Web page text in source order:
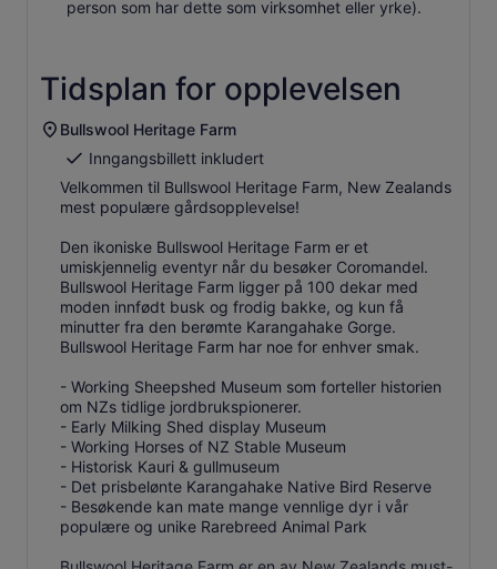
person som har dette som virksomhet eller yrke).
Tidsplan for opplevelsen
Bullswool Heritage Farm
Inngangsbillett inkludert
Velkommen til Bullswool Heritage Farm, New Zealands
mest populære gårdsopplevelse!
Den ikoniske Bullswool Heritage Farm er et
umiskjennelig eventyr når du besøker Coromandel.
Bullswool Heritage Farm ligger på 100 dekar med
moden innfødt busk og frodig bakke, og kun få
minutter fra den berømte Karangahake Gorge.
Bullswool Heritage Farm har noe for enhver smak.
- Working Sheepshed Museum som forteller historien
om NZs tidlige jordbrukspionerer.
- Early Milking Shed display Museum
- Working Horses of NZ Stable Museum
- Historisk Kauri & gullmuseum
- Det prisbelønte Karangahake Native Bird Reserve
- Besøkende kan mate mange vennlige dyr i vår
populære og unike Rarebreed Animal Park